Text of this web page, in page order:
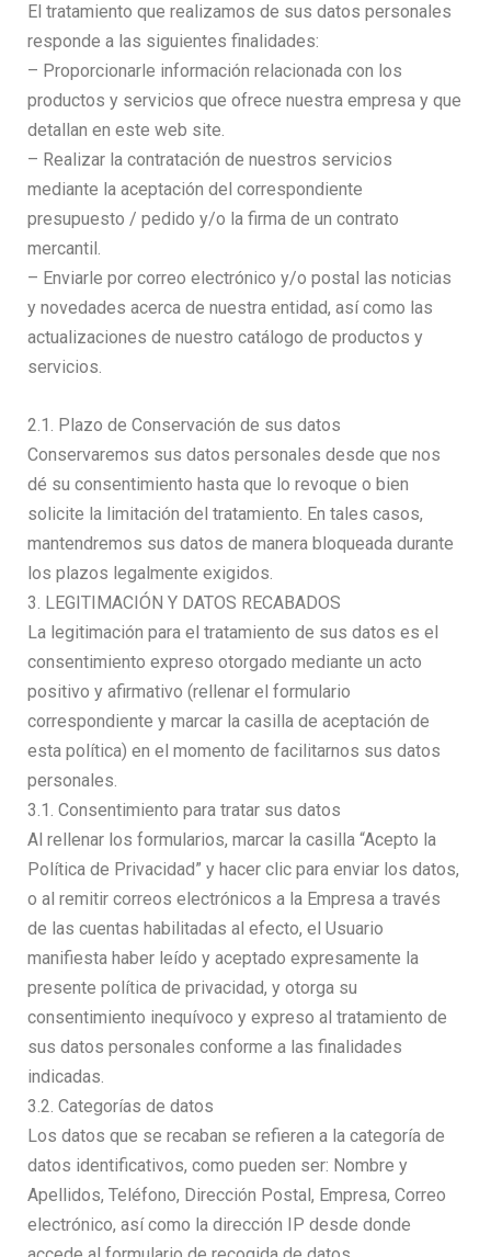
El tratamiento que realizamos de sus datos personales
responde a las siguientes finalidades:
– Proporcionarle información relacionada con los
productos y servicios que ofrece nuestra empresa y que
detallan en este web site.
– Realizar la contratación de nuestros servicios
mediante la aceptación del correspondiente
presupuesto / pedido y/o la firma de un contrato
mercantil.
– Enviarle por correo electrónico y/o postal las noticias
y novedades acerca de nuestra entidad, así como las
actualizaciones de nuestro catálogo de productos y
servicios.
2.1. Plazo de Conservación de sus datos
Conservaremos sus datos personales desde que nos
dé su consentimiento hasta que lo revoque o bien
solicite la limitación del tratamiento. En tales casos,
mantendremos sus datos de manera bloqueada durante
los plazos legalmente exigidos.
3. LEGITIMACIÓN Y DATOS RECABADOS
La legitimación para el tratamiento de sus datos es el
consentimiento expreso otorgado mediante un acto
positivo y afirmativo (rellenar el formulario
correspondiente y marcar la casilla de aceptación de
esta política) en el momento de facilitarnos sus datos
personales.
3.1. Consentimiento para tratar sus datos
Al rellenar los formularios, marcar la casilla “Acepto la
Política de Privacidad” y hacer clic para enviar los datos,
o al remitir correos electrónicos a la Empresa a través
de las cuentas habilitadas al efecto, el Usuario
manifiesta haber leído y aceptado expresamente la
presente política de privacidad, y otorga su
consentimiento inequívoco y expreso al tratamiento de
sus datos personales conforme a las finalidades
indicadas.
3.2. Categorías de datos
Los datos que se recaban se refieren a la categoría de
datos identificativos, como pueden ser: Nombre y
Apellidos, Teléfono, Dirección Postal, Empresa, Correo
electrónico, así como la dirección IP desde donde